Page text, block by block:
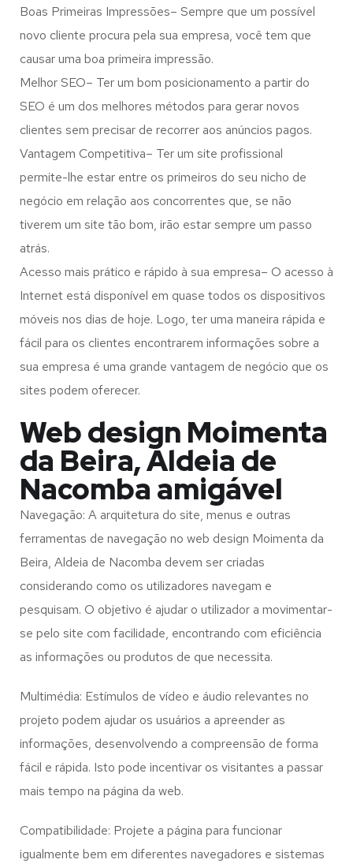
Boas Primeiras Impressões– Sempre que um possível
novo cliente procura pela sua empresa, você tem que
causar uma boa primeira impressão.
Melhor SEO– Ter um bom posicionamento a partir do
SEO é um dos melhores métodos para gerar novos
clientes sem precisar de recorrer aos anúncios pagos.
Vantagem Competitiva– Ter um site profissional
permite-lhe estar entre os primeiros do seu nicho de
negócio em relação aos concorrentes que, se não
tiverem um site tão bom, irão estar sempre um passo
atrás.
Acesso mais prático e rápido à sua empresa– O acesso à
Internet está disponível em quase todos os dispositivos
móveis nos dias de hoje. Logo, ter uma maneira rápida e
fácil para os clientes encontrarem informações sobre a
sua empresa é uma grande vantagem de negócio que os
sites podem oferecer.
Web design Moimenta
da Beira, Aldeia de
Nacomba amigável
Navegação: A arquitetura do site, menus e outras
ferramentas de navegação no web design Moimenta da
Beira, Aldeia de Nacomba devem ser criadas
considerando como os utilizadores navegam e
pesquisam. O objetivo é ajudar o utilizador a movimentar-
se pelo site com facilidade, encontrando com eficiência
as informações ou produtos de que necessita.
Multimédia: Estímulos de vídeo e áudio relevantes no
projeto podem ajudar os usuários a apreender as
informações, desenvolvendo a compreensão de forma
fácil e rápida. Isto pode incentivar os visitantes a passar
mais tempo na página da web.
Compatibilidade: Projete a página para funcionar
igualmente bem em diferentes navegadores e sistemas